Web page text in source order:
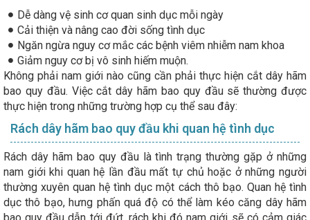
Dễ dàng vệ sinh cơ quan sinh dục mỗi ngày
Cải thiện và nâng cao đời sống tình dục
Ngăn ngừa nguy cơ mắc các bệnh viêm nhiễm nam khoa
Giảm nguy cơ bị vô sinh hiếm muộn.
Không phải nam giới nào cũng cần phải thực hiện cắt dây hãm
bao quy đầu. Việc cắt dây hãm bao quy đầu sẽ thường được
thực hiện trong những trường hợp cụ thể sau đây:
Rách dây hãm bao quy đầu khi quan hệ tình dục
Rách dây hãm bao quy đầu là tình trạng thường gặp ở những
nam giới khi quan hệ lần đầu mất tự chủ hoặc ở những người
thường xuyên quan hệ tình dục một cách thô bạo. Quan hệ tình
dục thô bạo, hưng phấn quá độ có thể làm kéo căng dây hãm
bao quy đầu dẫn tới đứt, rách khi đó nam giới sẽ có cảm giác